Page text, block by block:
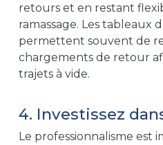
retours et en restant
ramassage. Les tableaux
permettent souvent de
chargements de retour
trajets à vide.
4. Investissez
Le professionnalisme est